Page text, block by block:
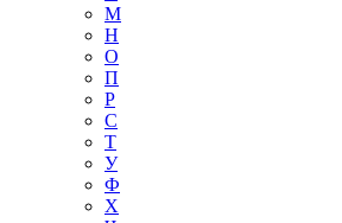
М
Н
О
П
Р
С
Т
У
Ф
Х